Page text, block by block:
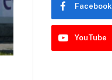
Facebook
YouTube